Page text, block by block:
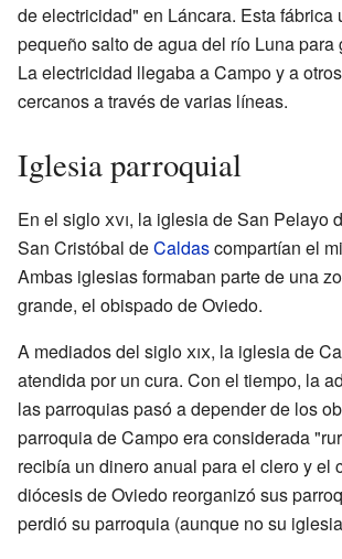
de electricidad" en Láncara. Esta fábrica
pequeño salto de agua del río Luna para
La electricidad llegaba a Campo y a
cercanos a través de varias líneas.
Iglesia parroquial
En el sigloxvi, la iglesia de San Pelayo
San Cristóbal deCaldascompartían el
Ambas iglesias formaban parte de una
grande, el obispado de Oviedo.
A mediados del sigloxix, la iglesia de
atendida por un cura. Con el tiempo, la
las parroquias pasó a depender de los
parroquia de Campo era considerada
recibía un dinero anual para el clero y el
diócesis de Oviedo reorganizó sus
perdió su parroquia (aunque no su